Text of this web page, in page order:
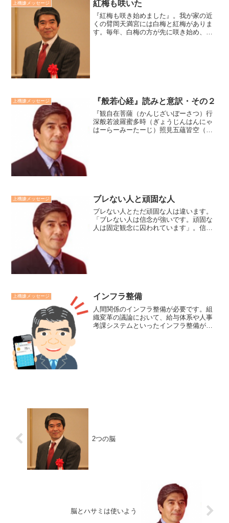
上機嫌メッセージ 紅梅も咲いた
『紅梅も咲き始めました』。我が家の近
くの臂岡天満宮には白梅と紅梅がありま
す。毎年、白梅の方が先に咲き始め、少
上機嫌メッセージ 『般若心経』読みと意訳・その２
『観自在菩薩（かんじざいぼーさつ）行
深般若波羅蜜多時（ぎょうじんはんにゃ
はーらーみーたーじ）照見五蘊皆空（し
上機嫌メッセージ ブレない人と頑固な人
ブレない人とただ頑固な人は違います。
「ブレない人は信念が強いです。頑固な
人は固定観念に囚われています」。信念
上機嫌メッセージ インフラ整備
人間関係のインフラ整備が必要です。組
織変革の議論において、給与体系や人事
考課システムといったインフラ整備が話
2つの脳
脳とハサミは使いよう